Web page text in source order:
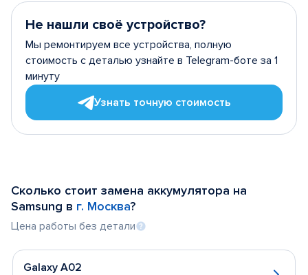
Не нашли своё устройство?
Мы ремонтируем все устройства, полную
стоимость с деталью узнайте в Telegram-боте за 1
минуту
Узнать точную стоимость
Сколько стоит замена аккумулятора на
Samsung в г. Москва?
Цена работы без детали
Galaxy A02